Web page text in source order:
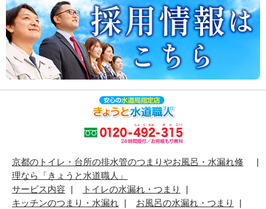
京都のトイレ・台所の排水管のつまりやお風呂・水漏れ修
理なら「きょうと水道職人」
サービス内容
トイレの水漏れ・つまり
キッチンのつまり・水漏れ
お風呂の水漏れ・つまり